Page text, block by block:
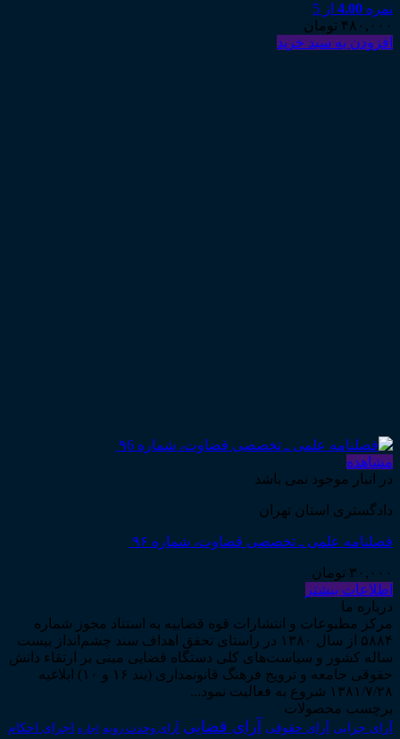
نمره 4.00 از 5
۴۸۰,۰۰۰ تومان
افزودن به سبد خرید
مشاهده
در انبار موجود نمی باشد
دادگستری استان تهران
فصلنامه علمی ـ تخصصی قضاوت، شماره ۹۶
۳۰,۰۰۰ تومان
اطلاعات بیشتر
درباره ما
مرکز مطبوعات و انتشارات قوه قضاییه به استناد مجوز شماره
۵۸۸۴ از سال ۱۳۸۰ در راستای تحقق اهداف سند چشم‌انداز بیست
ساله کشور و سیاست‌های کلی دستگاه قضایی مبنی بر ارتقاء دانش
حقوقی جامعه و ترویج فرهنگ قانونمداری (بند ۱۶ و ۱۰) ابلاغیه
۱۳۸۱/۷/۲۸ شروع به فعالیت نمود...
برچسب محصولات
آرای جزایی آرای حقوقی آرای قضایی آرای وحدت رویه اجاره اجرای احکام